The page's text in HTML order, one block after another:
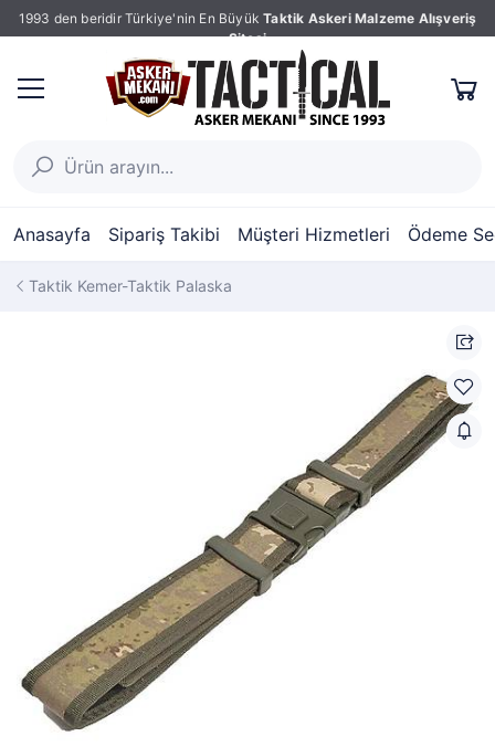
1993 den beridir Türkiye'nin En Büyük Taktik Askeri Malzeme Alışveriş
Sitesi
Anasayfa Sipariş Takibi Müşteri Hizmetleri Ödeme
Taktik Kemer-Taktik Palaska